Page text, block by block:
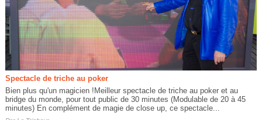
Spectacle de triche au poker
Bien plus qu'un magicien !Meilleur spectacle de triche au poker et au
bridge du monde, pour tout public de 30 minutes (Modulable de 20 à 45
minutes) En complément de magie de close up, ce spectacle...